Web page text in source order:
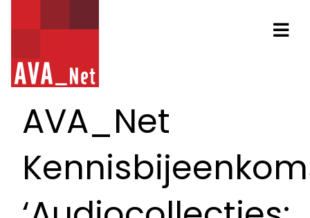
AVA_NET
AVA_Net